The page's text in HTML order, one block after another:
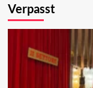
Verpasst